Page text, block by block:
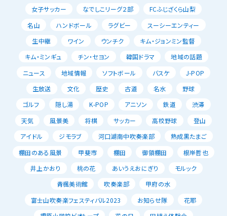
女子サッカー
なでしこリーグ２部
FCふじざくら山梨
名山
ハンドボール ラグビー
スーシーエンティー
生中継
ワイン ウンチク
キム・ジョンミン監督
キム・ミンギュ
チン・セヨン 韓国ドラマ
地域の話題
ニュース
地域情報 ソフトボール バスケ
J-POP
生放送
文化 歴史 古道 名水
野球
ゴルフ
隠し湯 K-POP アニソン 鉄道
渋滞
天気
風景美 将棋 サッカー 高校野球
登山
アイドル
ジモラブ 河口湖南中吹奏楽部
熟成黒たまご
棚田のある風景
甲斐市 棚田 御領棚田
根岸哲也
井上かおり
桃の花 あいうえおにぎり
モルック
青楓美術館
吹奏楽部
甲府の水
富士山吹奏楽フェスティバル2023
お知らせ隊
花耶